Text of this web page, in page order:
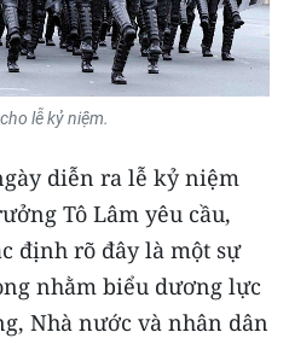
lễ kỷ niệm.
diễn ra lễ kỷ niệm
Tô Lâm yêu cầu,
định rõ đây là một sự
nhằm biểu dương lực
Nhà nước và nhân dân